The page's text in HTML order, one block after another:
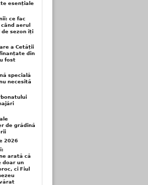
esențiale
ce fac
aerul
sezon îți
a Cetății
din
fost
specială
necesită
de grădină
2026
arată că
doar un
ci Fiul